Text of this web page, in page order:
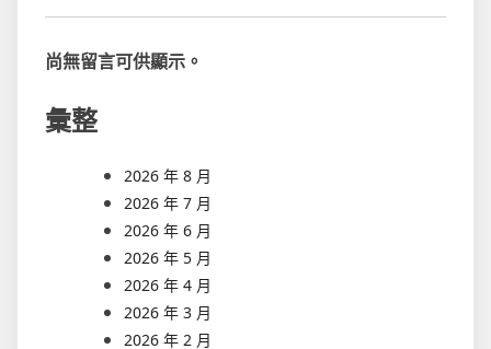
尚無留言可供顯示。
彙整
2026 年 8 月
2026 年 7 月
2026 年 6 月
2026 年 5 月
2026 年 4 月
2026 年 3 月
2026 年 2 月